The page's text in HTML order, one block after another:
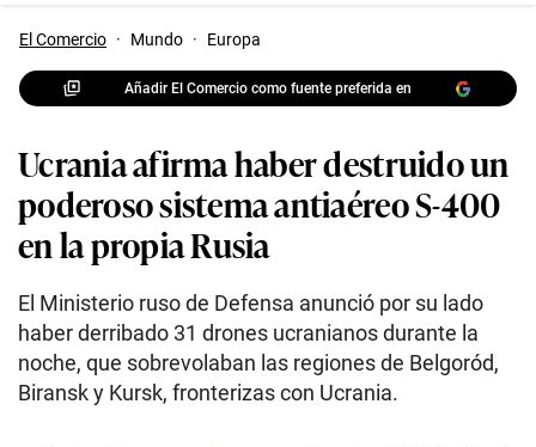
El Comercio · Mundo · Europa
Añadir El Comercio como fuente preferida en
Ucrania afirma haber destruido un
poderoso sistema antiaéreo S-400
en la propia Rusia
El Ministerio ruso de Defensa anunció por su lado
haber derribado 31 drones ucranianos durante la
noche, que sobrevolaban las regiones de Belgoród,
Biransk y Kursk, fronterizas con Ucrania.